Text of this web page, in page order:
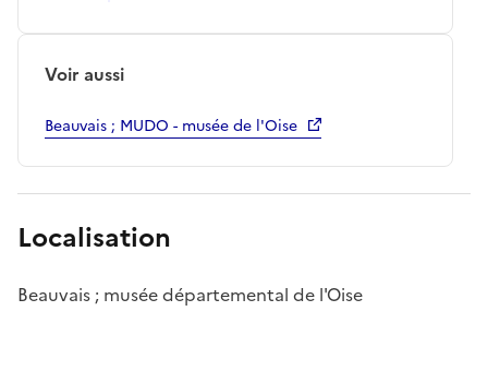
Voir aussi
Beauvais ; MUDO - musée de l'Oise
Localisation
Beauvais ; musée départemental de l'Oise